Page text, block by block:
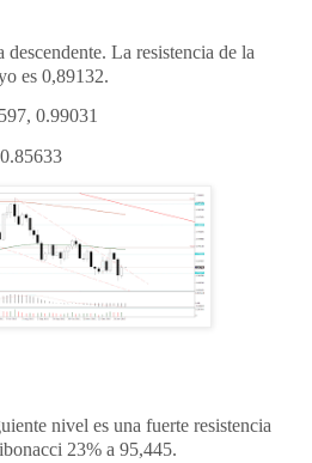
La resistencia de la
es 0,89132.
0.99031
nivel es una fuerte resistencia
23% a 95,445.